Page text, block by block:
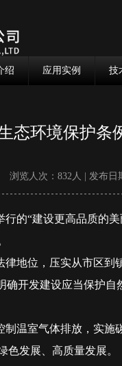
绍 应用实例 技
态环境保护
浏览人次：832人 | 发布日
的“建设更高品质的
地位，压实从市区
确开发建设应当保护
温室气体排放，实
色发展、高质量发展。